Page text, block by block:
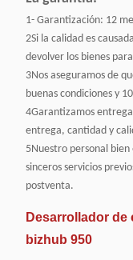
1- Garantización: 12
2Si la calidad es
devolver los bienes
3Nos aseguramos de
buenas condiciones y
4Garantizamos
entrega, cantidad y
5Nuestro personal
sinceros servicios
postventa.
Desarrollador
bizhub 950